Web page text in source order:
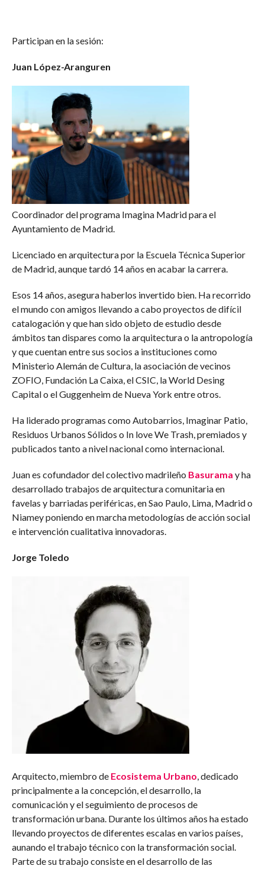
Participan en la sesión:
Juan López-Aranguren
Coordinador del programa Imagina Madrid para el
Ayuntamiento de Madrid.
Licenciado en arquitectura por la Escuela Técnica Superior
de Madrid, aunque tardó 14 años en acabar la carrera.
Esos 14 años, asegura haberlos invertido bien. Ha recorrido
el mundo con amigos llevando a cabo proyectos de difícil
catalogación y que han sido objeto de estudio desde
ámbitos tan dispares como la arquitectura o la antropología
y que cuentan entre sus socios a instituciones como
Ministerio Alemán de Cultura, la asociación de vecinos
ZOFIO, Fundación La Caixa, el CSIC, la World Desing
Capital o el Guggenheim de Nueva York entre otros.
Ha liderado programas como Autobarrios, Imaginar Patio,
Residuos Urbanos Sólidos o In love We Trash, premiados y
publicados tanto a nivel nacional como internacional.
Juan es cofundador del colectivo madrileño Basurama y ha
desarrollado trabajos de arquitectura comunitaria en
favelas y barriadas periféricas, en Sao Paulo, Lima, Madrid o
Niamey poniendo en marcha metodologías de acción social
e intervención cualitativa innovadoras.
Jorge Toledo
Arquitecto, miembro de Ecosistema Urbano, dedicado
principalmente a la concepción, el desarrollo, la
comunicación y el seguimiento de procesos de
transformación urbana. Durante los últimos años ha estado
llevando proyectos de diferentes escalas en varios países,
aunando el trabajo técnico con la transformación social.
Parte de su trabajo consiste en el desarrollo de las